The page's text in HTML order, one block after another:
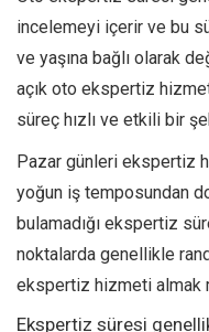
incelemeyi içerir ve bu
ve yaşına bağlı olarak
açık oto ekspertiz
süreç hızlı ve etkili bir
Pazar günleri ekspertiz
yoğun iş temposundan
bulamadığı ekspertiz
noktalarda genellikle
ekspertiz hizmeti almak
Ekspertiz süresi